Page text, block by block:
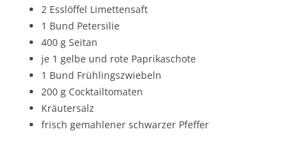
2 Esslöffel Limettensaft
1 Bund Petersilie
400 g Seitan
je 1 gelbe und rote Paprikaschote
1 Bund Frühlingszwiebeln
200 g Cocktailtomaten
Kräutersalz
frisch gemahlener schwarzer Pfeffer